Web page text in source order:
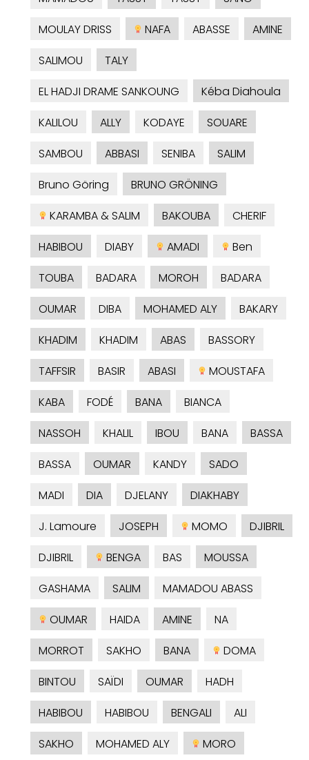
MOULAY DRISS
NAFA ABASSE
AMINE
SALIMOU
TALY
EL HADJI DRAME SANKOUNG
Kéba Diahoula
KALILOU
ALLY KODAYE
SOUARE
SAMBOU
ABBASI SENIBA
SALIM
Bruno Göring
BRUNO GRÖNING
KARAMBA & SALIM
BAKOUBA
CHERIF
HABIBOU
DIABY AMADI
Ben
TOUBA
BADARA MOROH
BADARA
OUMAR
DIBA MOHAMED ALY
BAKARY
KHADIM
KHADIM ABAS
BASSORY
TAFFSIR
BASIR ABASI
MOUSTAFA
KABA
FODÉ BANA
BIANCA
NASSOH
KHALIL IBOU BANA
BASSA
BASSA
OUMAR KANDY
SADO
MADI
DIA DJELANY
DIAKHABY
J. Lamoure
JOSEPH MOMO
DJIBRIL
DJIBRIL
BENGA BAS
MOUSSA
GASHAMA
SALIM
MAMADOU ABASS
OUMAR
HAIDA AMINE
NA
MORROT
SAKHO BANA
DOMA
BINTOU
SAÏDI OUMAR
HADH
HABIBOU
HABIBOU BENGALI
ALI
SAKHO
MOHAMED ALY
MORO